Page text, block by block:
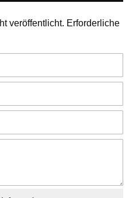
veröffentlicht. Erforderliche